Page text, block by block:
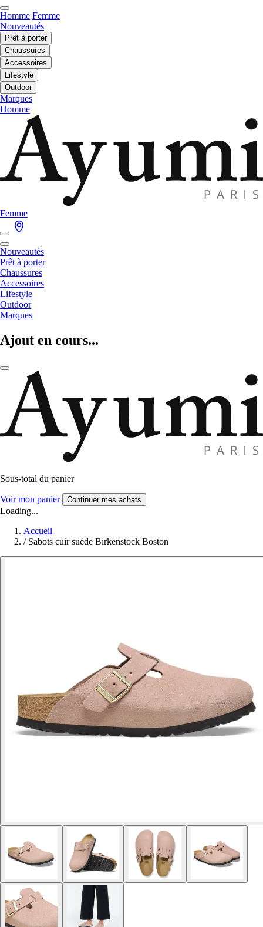
Homme Femme
Nouveautés
Prêt à porter
Chaussures
Accessoires
Lifestyle
Outdoor
Marques
Homme
Femme
Nouveautés
Prêt à porter
Chaussures
Accessoires
Lifestyle
Outdoor
Marques
Ajout en cours...
Sous-total du panier
Voir mon panier Continuer mes achats
Loading...
Accueil
/ Sabots cuir suède Birkenstock Boston